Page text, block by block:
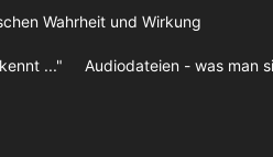
Wahrheit und Wirkung
..." Audiodateien - was man